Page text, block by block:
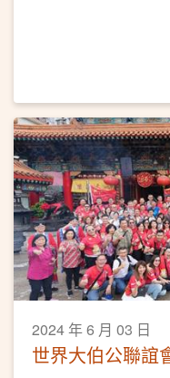
2024 年 6 月 03 日
世界大伯公聯誼